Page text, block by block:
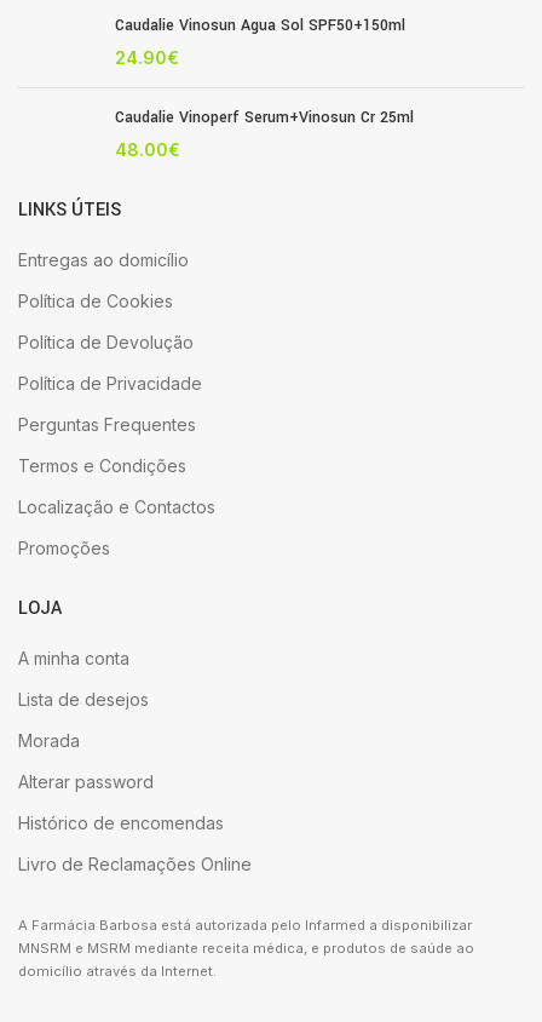
Caudalie Vinosun Agua Sol SPF50+150ml
24.90€
Caudalie Vinoperf Serum+Vinosun Cr 25ml
48.00€
LINKS ÚTEIS
Entregas ao domicílio
Política de Cookies
Política de Devolução
Política de Privacidade
Perguntas Frequentes
Termos e Condições
Localização e Contactos
Promoções
LOJA
A minha conta
Lista de desejos
Morada
Alterar password
Histórico de encomendas
Livro de Reclamações Online
A Farmácia Barbosa está autorizada pelo Infarmed a disponibilizar
MNSRM e MSRM mediante receita médica, e produtos de saúde ao
domicílio através da Internet.